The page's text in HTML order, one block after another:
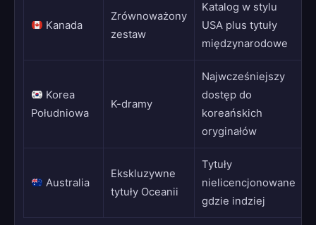
Kanada
Zrównoważony
zestaw
Katalog w stylu
USA plus tytuły
międzynarodowe
Korea
Południowa
K-dramy
Najwcześniejszy
dostęp do
koreańskich
oryginałów
Australia
Ekskluzywne
tytuły Oceanii
Tytuły
nielicencjonowane
gdzie indziej